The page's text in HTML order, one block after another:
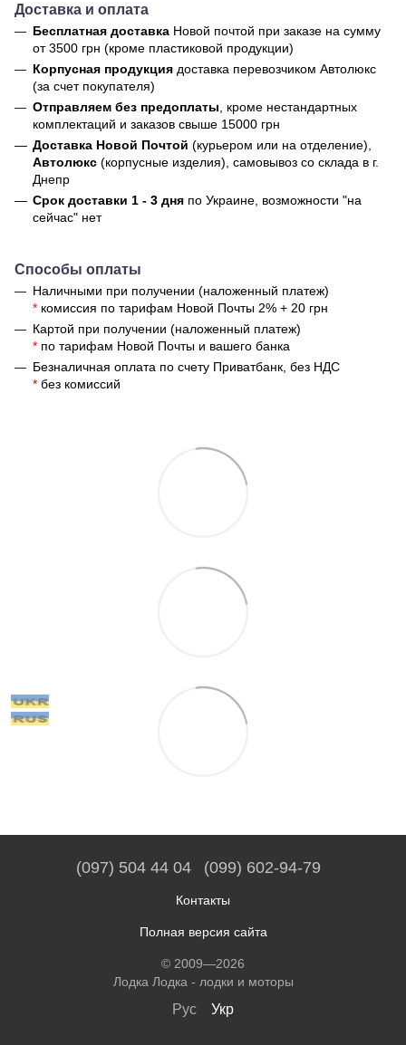
Доставка и оплата
Бесплатная доставка Новой почтой при заказе на сумму
от 3500 грн (кроме пластиковой продукции)
Корпусная продукция доставка перевозчиком Автолюкс
(за счет покупателя)
Отправляем без предоплаты , кроме нестандартных
комплектаций и заказов свыше 15000 грн
Доставка Новой Почтой (курьером или на отделение),
Автолюкс (корпусные изделия), самовывоз со склада в г.
Днепр
Срок доставки 1 - 3 дня по Украине, возможности "на
сейчас" нет
Способы оплаты
Наличными при получении (наложенный платеж)
* комиссия по тарифам Новой Почты 2% + 20 грн
Картой при получении (наложенный платеж)
* по тарифам Новой Почты и вашего банка
Безналичная оплата по счету Приватбанк, без НДС
* без комиссий
(097) 504 44 04 (099) 602-94-79
Контакты
Полная версия сайта
© 2009—2026
Лодка Лодка - лодки и моторы
Рус Укр